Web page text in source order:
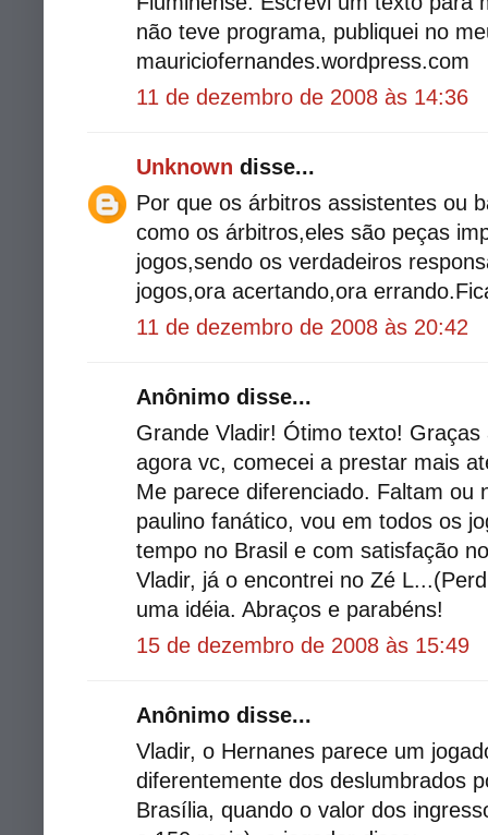
não teve programa, publiquei no
mauriciofernandes.wordpress.com
11 de dezembro de 2008 às 14:36
Unknown disse...
Por que os árbitros assistentes ou
como os árbitros,eles são peças
jogos,sendo os verdadeiros
jogos,ora acertando,ora
11 de dezembro de 2008 às 20:42
Anônimo disse...
Grande Vladir! Ótimo texto!
agora vc, comecei a prestar mais
Me parece diferenciado. Faltam ou
paulino fanático, vou em todos os
tempo no Brasil e com satisfação
Vladir, já o encontrei no Zé
uma idéia. Abraços e parabéns!
15 de dezembro de 2008 às 15:49
Anônimo disse...
Vladir, o Hernanes parece um
diferentemente dos deslumbrados
Brasília, quando o valor dos